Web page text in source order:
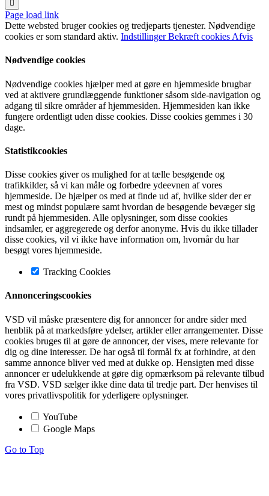
Page load link
Dette websted bruger cookies og tredjeparts tjenester. Nødvendige
cookies er som standard aktiv. IndstillingerBekræft cookies Afvis
Nødvendige cookies
Nødvendige cookies hjælper med at gøre en hjemmeside brugbar
ved at aktivere grundlæggende funktioner såsom side-navigation og
adgang til sikre områder af hjemmesiden. Hjemmesiden kan ikke
fungere ordentligt uden disse cookies. Disse cookies gemmes i 30
dage.
Statistikcookies
Disse cookies giver os mulighed for at tælle besøgende og
trafikkilder, så vi kan måle og forbedre ydeevnen af vores
hjemmeside. De hjælper os med at finde ud af, hvilke sider der er
mest og mindst populære samt hvordan de besøgende bevæger sig
rundt på hjemmesiden. Alle oplysninger, som disse cookies
indsamler, er aggregerede og derfor anonyme. Hvis du ikke tillader
disse cookies, vil vi ikke have information om, hvornår du har
besøgt vores hjemmeside.
Tracking Cookies
Annonceringscookies
VSD vil måske præsentere dig for annoncer for andre sider med
henblik på at markedsføre ydelser, artikler eller arrangementer. Disse
cookies bruges til at gøre de annoncer, der vises, mere relevante for
dig og dine interesser. De har også til formål fx at forhindre, at den
samme annonce bliver ved med at dukke op. Hensigten med disse
annoncer er udelukkende at gøre dig opmærksom på relevante tilbud
fra VSD. VSD sælger ikke dine data til tredje part. Der henvises til
vores privatlivspolitik for yderligere oplysninger.
YouTube
Google Maps
Go to Top